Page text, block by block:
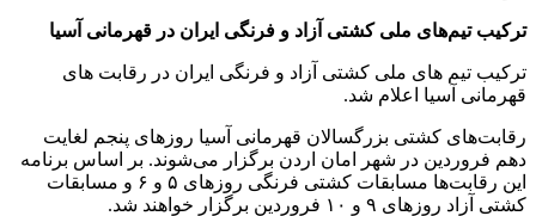
ترکیب تیم‌های ملی کشتی آزاد و فرنگی ایران در قهرمانی آسیا
ترکیب تیم های ملی کشتی آزاد و فرنگی ایران در رقابت های
قهرمانی آسیا اعلام شد.
رقابت‌های کشتی بزرگسالان قهرمانی آسیا روزهای پنجم لغایت
دهم فروردین در شهر امان اردن برگزار می‌شوند. بر اساس برنامه
این رقابت‌ها مسابقات کشتی فرنگی روزهای ۵ و ۶ و مسابقات
کشتی آزاد روزهای ۹ و ۱۰ فروردین برگزار خواهند شد.